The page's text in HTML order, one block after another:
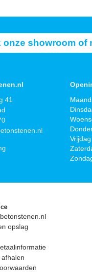
onze showroom of
41
Vrijdag
opslag